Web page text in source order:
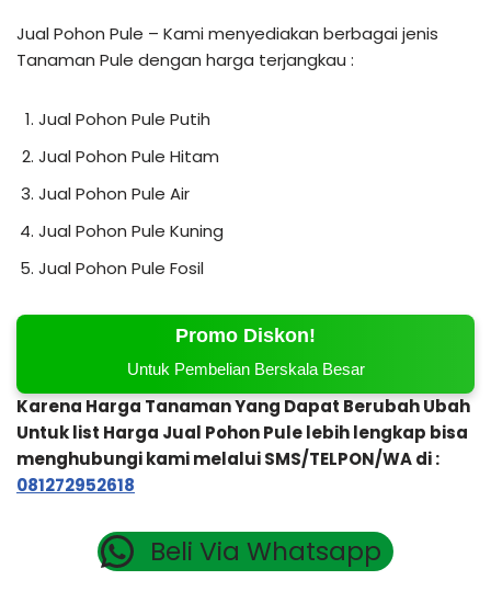
Jual Pohon Pule – Kami menyediakan berbagai jenis
Tanaman Pule dengan harga terjangkau :
Jual Pohon Pule Putih
Jual Pohon Pule Hitam
Jual Pohon Pule Air
Jual Pohon Pule Kuning
Jual Pohon Pule Fosil
Promo Diskon!
Untuk Pembelian Berskala Besar
Karena Harga Tanaman Yang Dapat Berubah Ubah
Untuk list Harga Jual Pohon Pule lebih lengkap bisa
menghubungi kami melalui SMS/TELPON/WA di :
081272952618
Beli Via Whatsapp